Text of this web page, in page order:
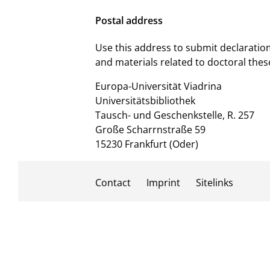
Postal address
Use this address to submit
and materials related to doctoral
Europa-Universität Viadrina
Universitätsbibliothek
Tausch- und Geschenkstelle, R. 257
Große Scharrnstraße 59
15230 Frankfurt (Oder)
Contact Imprint Sitelinks